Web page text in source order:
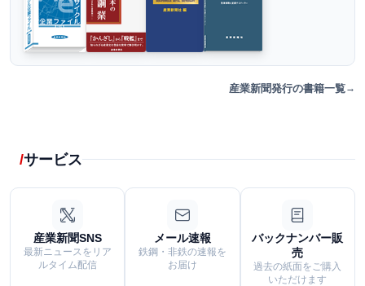
産業新聞発行の書籍一覧
サービス
産業新聞SNS
最新ニュースをリア
ルタイム配信
メール速報
鉄鋼・非鉄の速報を
お届け
バックナンバー販
売
過去の紙面をご購入
いただけます